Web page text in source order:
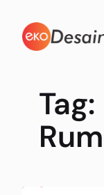
content
Tag: